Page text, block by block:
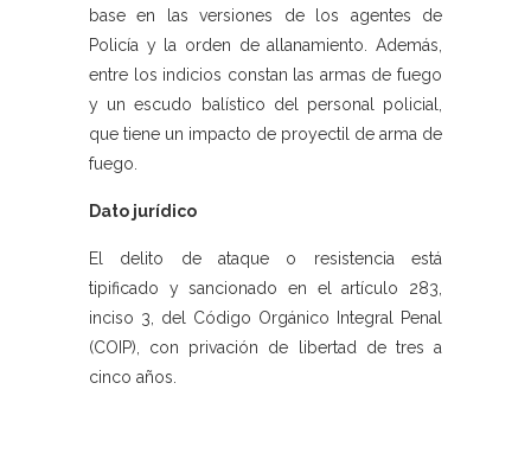
base en las versiones de los agentes de
Policía y la orden de allanamiento. Además,
entre los indicios constan las armas de fuego
y un escudo balístico del personal policial,
que tiene un impacto de proyectil de arma de
fuego.
Dato jurídico
El delito de ataque o resistencia está
tipificado y sancionado en el artículo 283,
inciso 3, del Código Orgánico Integral Penal
(COIP), con privación de libertad de tres a
cinco años.